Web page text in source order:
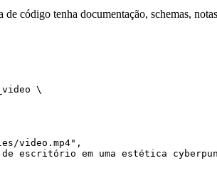
código tenha documentação, schemas,
\
video.mp4",
escritório em uma estética